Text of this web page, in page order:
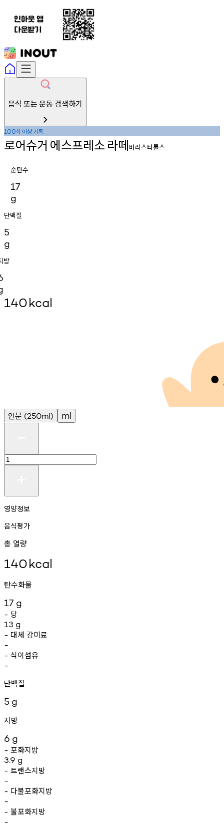
음식 또는 운동 검색하기
100회 이상기록
로어슈거 에스프레소 라떼바리스타룰스
순탄수
17
g
단백질
5
g
방
140kcal
인분 (250ml) ml
영양정보
음식평가
총 열량
140kcal
탄수화물
17 g
- 당
13 g
- 대체 감미료
-
- 식이섬유
-
단백질
5 g
지방
6 g
- 포화지방
3.9 g
- 트랜스지방
-
- 다불포화지방
-
- 불포화지방
-